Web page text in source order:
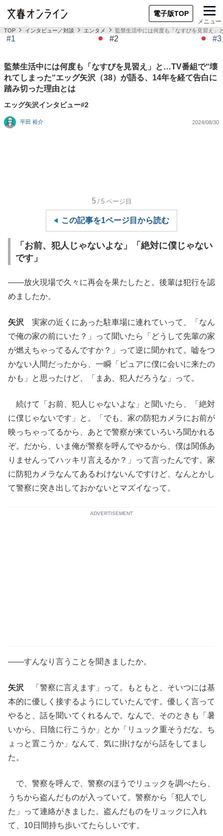
電子版TOP
メニュー
TOP インタビュー／対談 エンタメ 監禁生活中には何度も「なすびを見習え」
#1 #2 #3
監禁生活中には何度も「なすびを見習え」と…TV番組で“壊
れてしまった“エッグ矢沢（38）が語る、14年を経て告白に
踏み切った理由とは
エッグ矢沢インタビュー#2
平田 裕介 2024/08/30
5 /5 ページ目
この記事を1ページ目から読む
「お前、犯人じゃないよな」「絶対に僕じゃない
です」
――放火現場で久々に再会を果たしたと。後輩は犯行を認
めましたか。
矢沢 実家の近くにあった駐車場に連れていって、「なん
で俺の家の前にいた？」って聞いたら「どうして先輩の家
が燃えちゃってるんですか？」って逆に聞かれて。嘘をつ
かない人間だったから、一瞬「ピュアに僕に会いに来たの
かも」と思ったけど、「まあ、犯人だろうな」って。
続けて「お前、犯人じゃないよな」と聞いたら、「絶対
に僕じゃないです」と。「でも、家の防犯カメラにお前が
映っちゃってるから、あとで警察が来ていろいろ聞かれる
ぞ。だから、いま俺が警察を呼んでやるから、僕は関係あ
りませんってハッキリ言えるか？」って言ったんです。家
に防犯カメラなんてあるわけないんですけど、なんとかし
て警察に突き出しておかないとマズイなって。
ADVERTISEMENT
――すんなり言うことを聞きましたか。
矢沢 「警察に言えます」って。もともと、そいつには基
本的に優しく接するようにしていたんです。優しく言って
やると、話を聞いてくれるんで。なんで、そのときも「暑
いから、日陰に行こうか」とか「リュック重そうだな。ち
ょっと置こうか」なんて、気に掛けながら話をしてまし
た。
で、警察を呼んで、警察のほうでリュックを調べたら、
うちから盗んだものが入っていて。警察から「犯人でし
た」って連絡がきました。盗んだものをリュックに入れ
て、10日間持ち歩いてたらしいです。